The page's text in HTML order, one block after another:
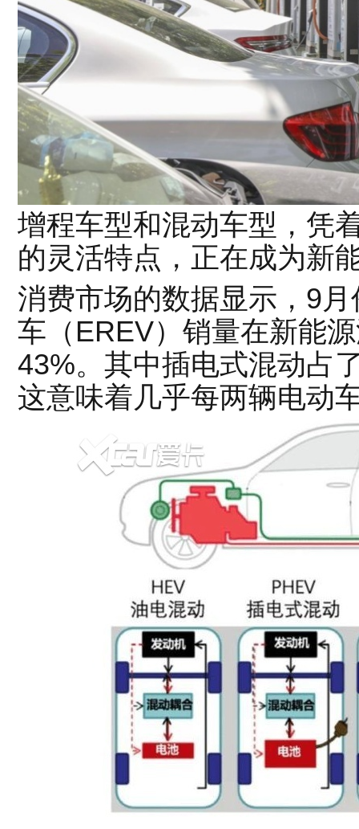
增程车型和混动车型，凭
的灵活特点，正在成为新
消费市场的数据显示，9
车（EREV）销量在新能
43%。其中插电式混动占
这意味着几乎每两辆电动